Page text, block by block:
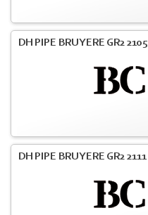
DH PIPE BRUYERE GR2 2105
DH PIPE BRUYERE GR2 2111